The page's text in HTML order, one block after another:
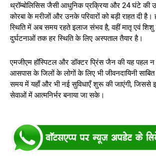
थ्रॉम्बोलिसिस जैसी आधुनिक प्रक्रिया और 24 घंटे की
कोरबा के मरीजों और उनके परिवारों को बड़ी राहत दी
स्थिति में अब समय रहते इलाज संभव है, वहीं मातृ एवं
दुर्घटनाओं तक हर स्थिति के लिए अस्पताल तैयार है।
एमजीएम हॉस्पिटल और डॉक्टर प्रिंस जैन की यह पहल न
आसपास के जिलों के लोगों के लिए भी जीवनदायिनी
समय में यहाँ और भी नई सुविधाएँ शुरू की जाएंगी, जिससे
सेवाओं में आत्मनिर्भर बनाया जा सके।